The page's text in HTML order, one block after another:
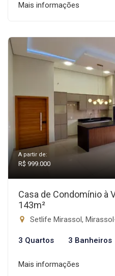
Mais informações
A partir de:
R$ 999.000
Casa de Condomínio à
143m²
Setlife Mirassol,
3 Quartos 3 Banheiros
Mais informações